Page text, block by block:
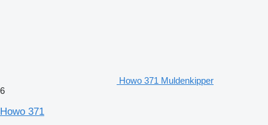
Howo 371 Muldenkipper
6
Howo 371